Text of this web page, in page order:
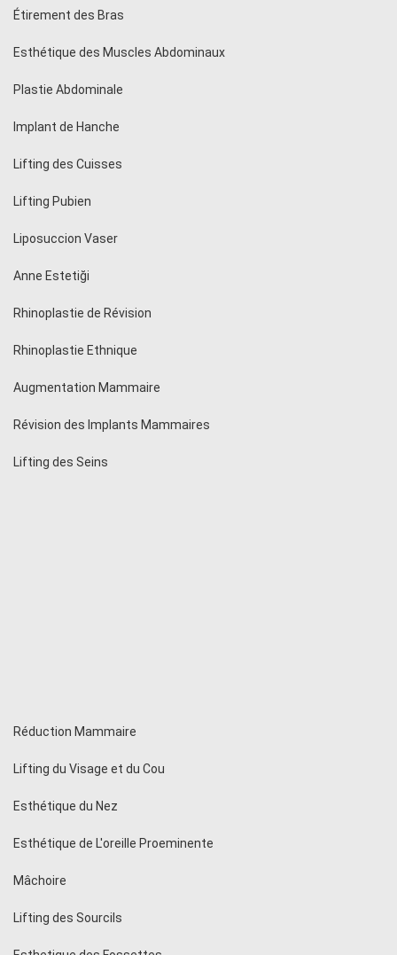
Étirement des Bras
Esthétique des Muscles Abdominaux
Plastie Abdominale
Implant de Hanche
Lifting des Cuisses
Lifting Pubien
Liposuccion Vaser
Anne Estetiği
Rhinoplastie de Révision
Rhinoplastie Ethnique
Augmentation Mammaire
Révision des Implants Mammaires
Lifting des Seins
Réduction Mammaire
Lifting du Visage et du Cou
Esthétique du Nez
Esthétique de L'oreille Proeminente
Mâchoire
Lifting des Sourcils